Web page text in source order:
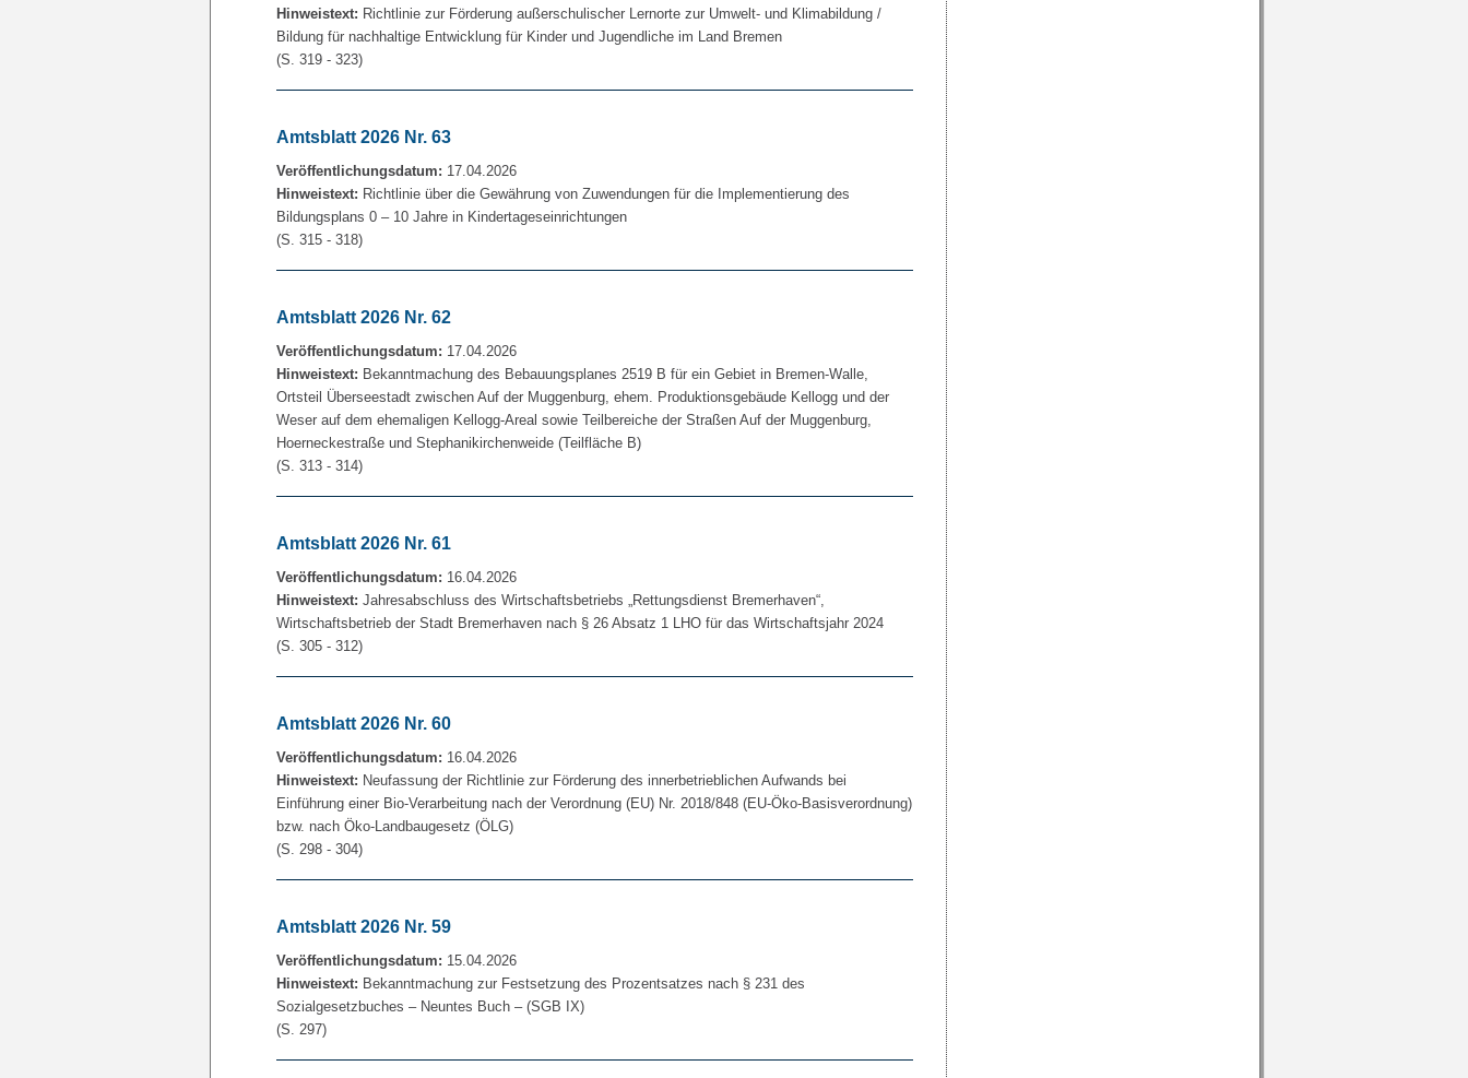
Hinweistext: Richtlinie zur Förderung außerschulischer Lernorte zur Umwelt- und Klimabildung /
Bildung für nachhaltige Entwicklung für Kinder und Jugendliche im Land Bremen
(S. 319 - 323)
Amtsblatt 2026 Nr. 63
Veröffentlichungsdatum: 17.04.2026
Hinweistext: Richtlinie über die Gewährung von Zuwendungen für die Implementierung des
Bildungsplans 0 – 10 Jahre in Kindertageseinrichtungen
(S. 315 - 318)
Amtsblatt 2026 Nr. 62
Veröffentlichungsdatum: 17.04.2026
Hinweistext: Bekanntmachung des Bebauungsplanes 2519 B für ein Gebiet in Bremen-Walle,
Ortsteil Überseestadt zwischen Auf der Muggenburg, ehem. Produktionsgebäude Kellogg und der
Weser auf dem ehemaligen Kellogg-Areal sowie Teilbereiche der Straßen Auf der Muggenburg,
Hoerneckestraße und Stephanikirchenweide (Teilfläche B)
(S. 313 - 314)
Amtsblatt 2026 Nr. 61
Veröffentlichungsdatum: 16.04.2026
Hinweistext: Jahresabschluss des Wirtschaftsbetriebs „Rettungsdienst Bremerhaven“,
Wirtschaftsbetrieb der Stadt Bremerhaven nach § 26 Absatz 1 LHO für das Wirtschaftsjahr 2024
(S. 305 - 312)
Amtsblatt 2026 Nr. 60
Veröffentlichungsdatum: 16.04.2026
Hinweistext: Neufassung der Richtlinie zur Förderung des innerbetrieblichen Aufwands bei
Einführung einer Bio-Verarbeitung nach der Verordnung (EU) Nr. 2018/848 (EU-Öko-Basisverordnung)
bzw. nach Öko-Landbaugesetz (ÖLG)
(S. 298 - 304)
Amtsblatt 2026 Nr. 59
Veröffentlichungsdatum: 15.04.2026
Hinweistext: Bekanntmachung zur Festsetzung des Prozentsatzes nach § 231 des
Sozialgesetzbuches – Neuntes Buch – (SGB IX)
(S. 297)